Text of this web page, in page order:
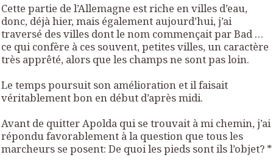
Cette partie de l’Allemagne est riche en villes d’eau,
donc, déjà hier, mais également aujourd’hui, j’ai
traversé des villes dont le nom commençait par Bad …
ce qui confère à ces souvent, petites villes, un caractère
très apprêté, alors que les champs ne sont pas loin.
Le temps poursuit son amélioration et il faisait
véritablement bon en début d’après midi.
Avant de quitter Apolda qui se trouvait à mi chemin, j’ai
répondu favorablement à la question que tous les
marcheurs se posent: De quoi les pieds sont ils l’objet? *